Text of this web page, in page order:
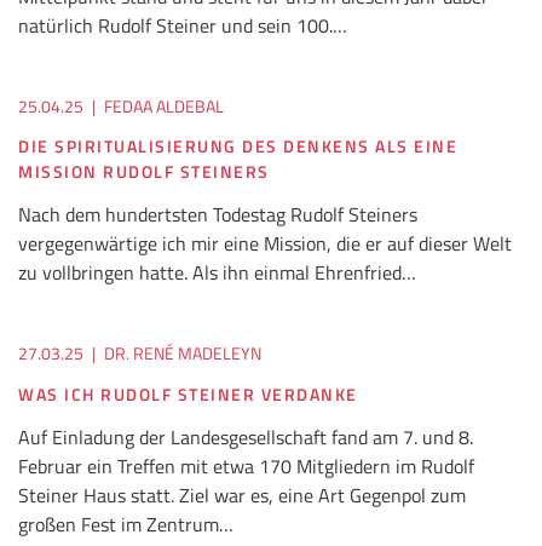
natürlich Rudolf Steiner und sein 100.…
25.04.25 | FEDAA ALDEBAL
DIE SPIRITUALISIERUNG DES DENKENS ALS EINE
MISSION RUDOLF STEINERS
Nach dem hundertsten Todestag Rudolf Steiners
vergegenwärtige ich mir eine Mission, die er auf dieser Welt
zu vollbringen hatte. Als ihn einmal Ehrenfried…
27.03.25 | DR. RENÉ MADELEYN
WAS ICH RUDOLF STEINER VERDANKE
Auf Einladung der Landesgesellschaft fand am 7. und 8.
Februar ein Treffen mit etwa 170 Mitgliedern im Rudolf
Steiner Haus statt. Ziel war es, eine Art Gegenpol zum
großen Fest im Zentrum…